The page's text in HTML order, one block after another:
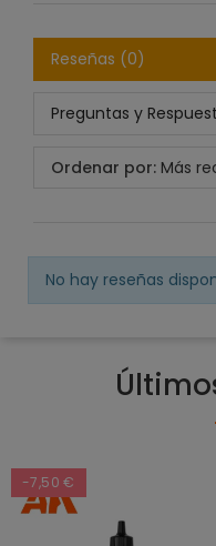
Reseñas (0)
Preguntas y
Ordenar por: Más
No hay reseñas
-7,50 €